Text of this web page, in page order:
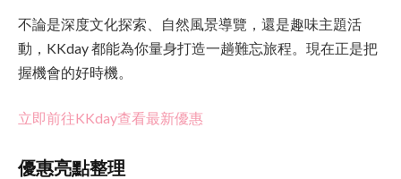
不論是深度文化探索、自然風景導覽，還是趣味主題活
動，KKday 都能為你量身打造一趟難忘旅程。現在正是把
握機會的好時機。
立即前往KKday查看最新優惠
優惠亮點整理